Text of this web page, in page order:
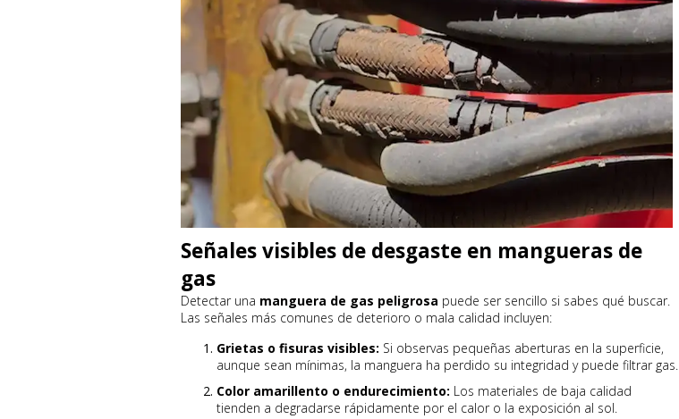
Señales visibles de desgaste en mangueras de
gas
Detectar una manguera de gas peligrosa puede ser sencillo si sabes qué buscar.
Las señales más comunes de deterioro o mala calidad incluyen:
Grietas o fisuras visibles: Si observas pequeñas aberturas en la superficie,
aunque sean mínimas, la manguera ha perdido su integridad y puede filtrar gas.
Color amarillento o endurecimiento: Los materiales de baja calidad
tienden a degradarse rápidamente por el calor o la exposición al sol.